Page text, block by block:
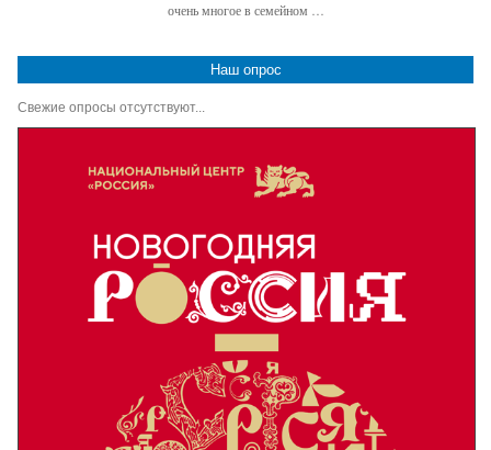
очень многое в семейном …
Наш опрос
Свежие опросы отсутствуют...